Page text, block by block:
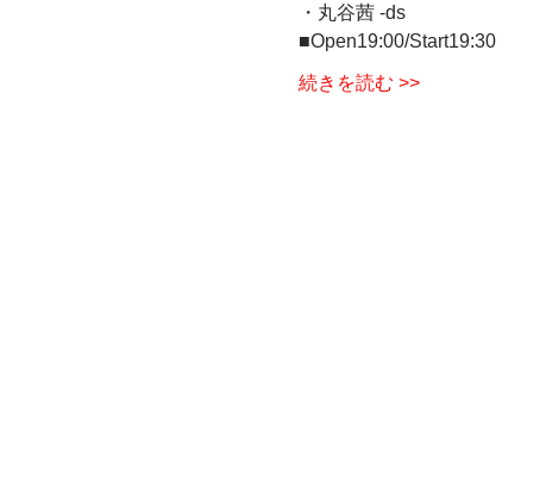
・丸谷茜 -ds
■Open19:00/Start19:30
続きを読む >>